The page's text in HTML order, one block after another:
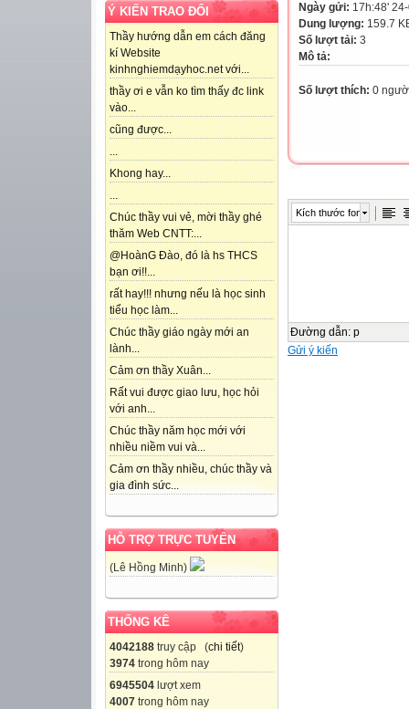
Ý KIẾN TRAO ĐỔI
Thầy hướng dẫn em cách đăng
kí Website
kinhnghiemdạyhoc.net với...
thầy ơi e vẫn ko tìm thấy đc link
vào...
cũng được...
...
Khong hay...
...
Chúc thầy vui vẻ, mời thầy ghé
thăm Web CNTT:...
@HoànG Đào, đó là hs THCS
bạn ơi!!...
rất hay!!! nhưng nếu là học sinh
tiểu học làm...
Chúc thầy giáo ngày mới an
lành...
Cảm ơn thầy Xuân...
Rất vui được giao lưu, học hỏi
với anh...
Chúc thầy năm học mới với
nhiều niềm vui và...
Cảm ơn thầy nhiều, chúc thầy và
gia đình sức...
HỖ TRỢ TRỰC TUYẾN
(Lê Hồng Minh)
THỐNG KÊ
4042188 truy cập (chi tiết)
3974 trong hôm nay
6945504 lượt xem
4007 trong hôm nay
Ngày gửi: 17h:48'
Dung lượng: 159.7
Số lượt tải: 3
Mô tả:
Số lượt thích: 0
Kích thước font
Đường dẫn: p
Gửi ý kiến